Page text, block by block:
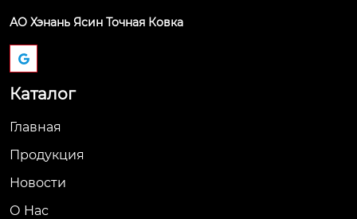
АО Хэнань Ясин Точная Ковка
Каталог
Главная
Продукция
Новости
О Hас